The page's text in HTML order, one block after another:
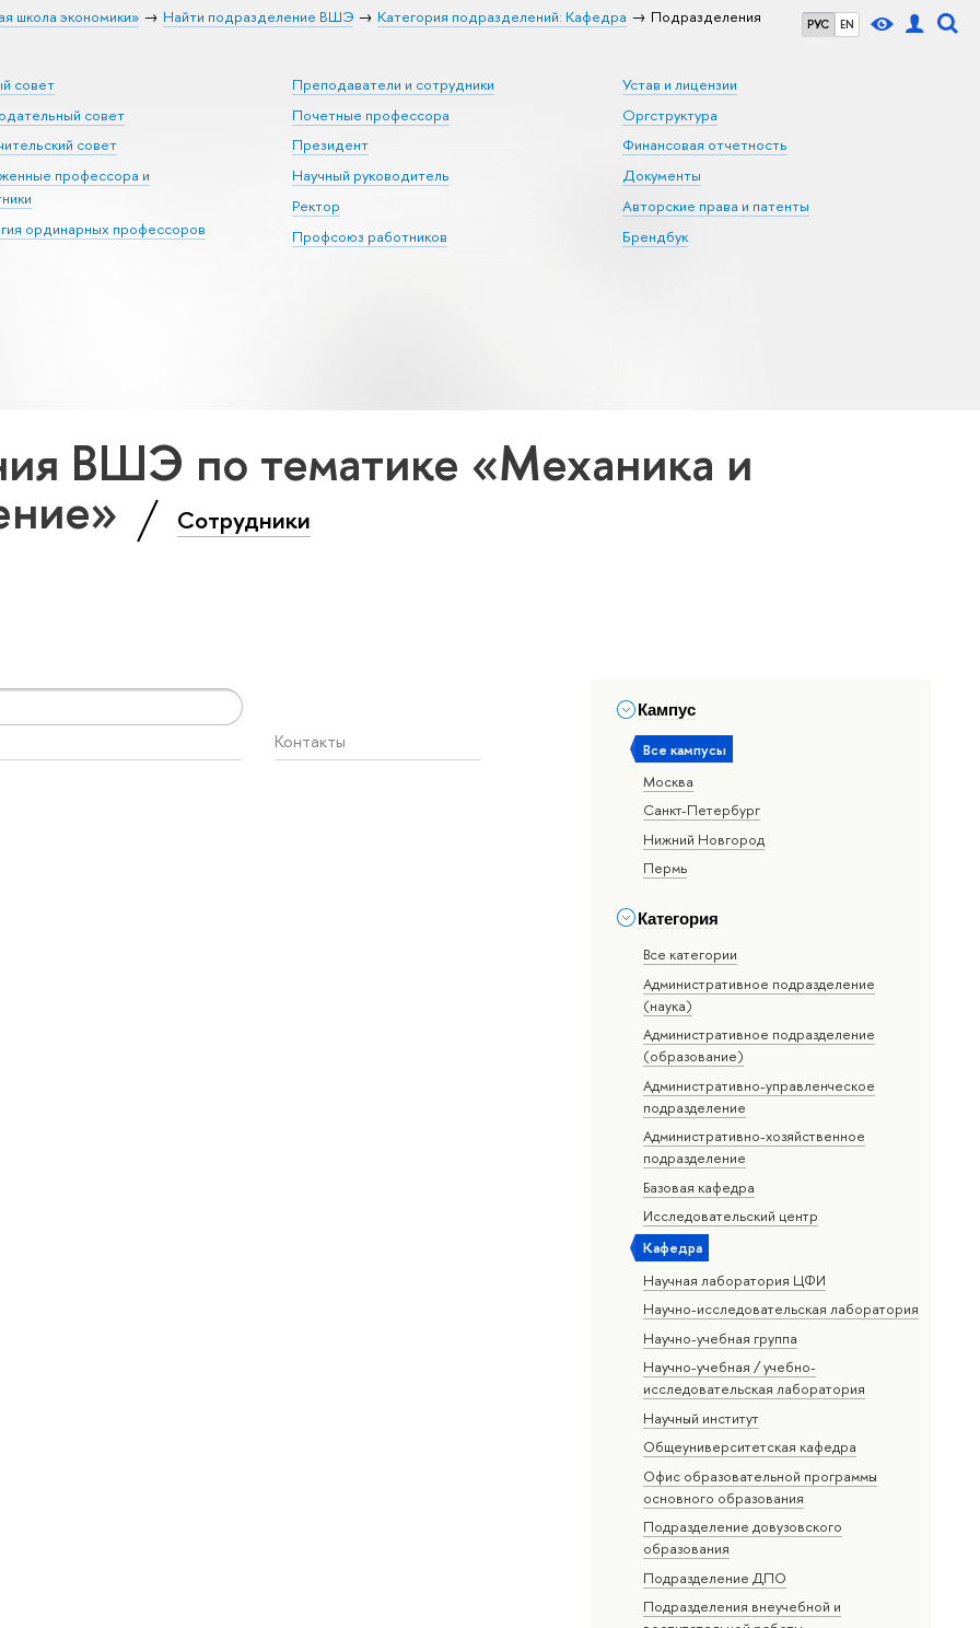
РУС EN
школа экономики» Найти подразделение ВШЭ Категория подразделений: Кафедра
Подразделения
совет
совет
совет
профессора и
ординарных профессоров
Преподаватели и сотрудники
Почетные профессора
Президент
Научный руководитель
Ректор
Профсоюз работников
Устав и лицензии
Оргструктура
Финансовая отчетность
Документы
Авторские права и патенты
Брендбук
ВШЭ по тематике «Механика и
Сотрудники
Кампус
Все кампусы
Москва
Санкт-Петербург
Нижний Новгород
Пермь
Категория
Все категории
Административное подразделение
(наука)
Административное подразделение
(образование)
Административно-управленческое
подразделение
Административно-хозяйственное
подразделение
Базовая кафедра
Исследовательский центр
Кафедра
Научная лаборатория ЦФИ
Научно-исследовательская лаборатория
Научно-учебная группа
Научно-учебная / учебно-
исследовательская лаборатория
Научный институт
Общеуниверситетская кафедра
Офис образовательной программы
основного образования
Подразделение довузовского
образования
Подразделение ДПО
Подразделения внеучебной и
Контакты